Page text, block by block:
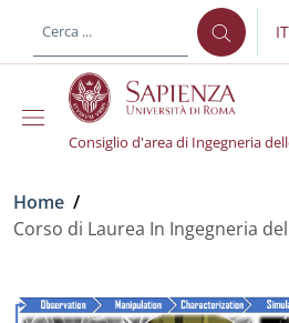
al contenuto principale
IT
Consiglio d'area di Ingegneria
Briciole di pane
Home /
Corso di Laurea In Ingegneria
Corso di